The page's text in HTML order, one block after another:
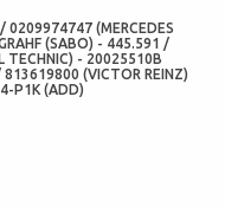
(MERCEDES
(SABO) - 445.591 /
TECHNIC) - 20025510B
(VICTOR REINZ)
P1K (ADD)